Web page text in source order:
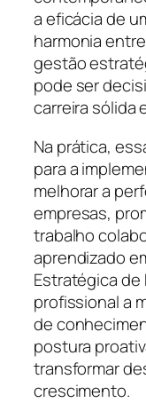
a eficácia de
harmonia
gestão
pode ser
carreira sólida
Na prática,
para a
melhorar a
empresas,
trabalho
aprendizado
Estratégica
profissional a
de
postura
transformar
crescimento.